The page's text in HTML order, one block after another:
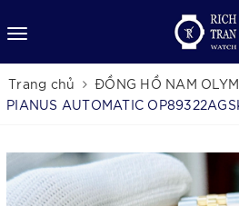
Trang chủ ĐỒNG HỒ NAM
PIANUS AUTOMATIC